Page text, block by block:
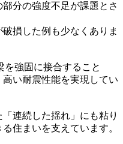
分の強度不足が課題とさ
損した例も少なくありま
を強固に接合すること
い耐震性能を実現してい
連続した揺れ」にも粘り
住まいを支えています。